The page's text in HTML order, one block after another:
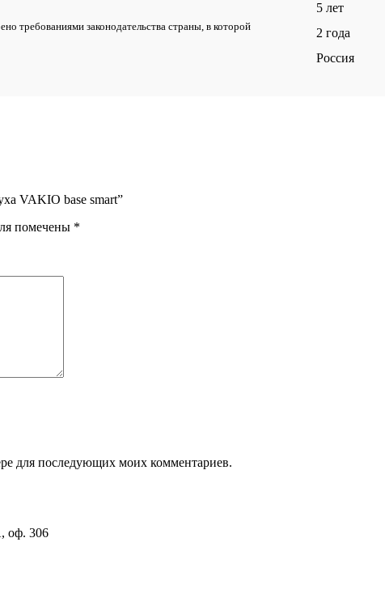
5 лет
требованиями законодательства страны, в которой
2 года
Россия
VAKIO base smart”
помечены *
для последующих моих комментариев.
оф. 306